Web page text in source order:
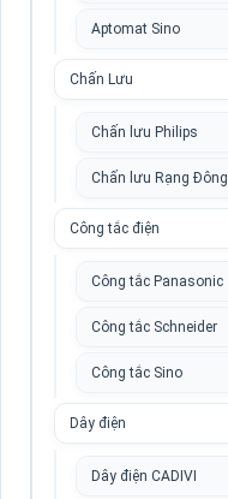
Aptomat Sino
Chấn Lưu
Chấn lưu Philips
Chấn lưu Rạng Đông
Công tắc điện
Công tắc Panasonic
Công tắc Schneider
Công tắc Sino
Dây điện
Dây điện CADIVI